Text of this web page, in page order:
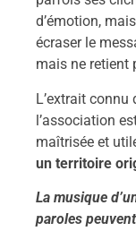
d’émotion,
écraser le
mais ne retient
L’extrait connu
l’association
maîtrisée et
un territoire
La musique
paroles